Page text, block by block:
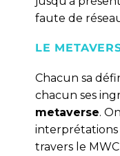
faute de
LE
Chacun sa
chacun ses
metaverse.
travers le MWC